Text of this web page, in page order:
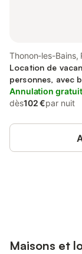
Thonon-les-Bains,
Thonon-les-Bains
Location de
personnes, avec
acceptés
Annulation
dès102 €par nuit
Maisons et